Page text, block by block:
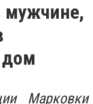
мужчине,
дом
Марковки